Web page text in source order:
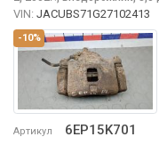
-10%
Артикул 6EP15K701
VIN: JACUBS71G27102413